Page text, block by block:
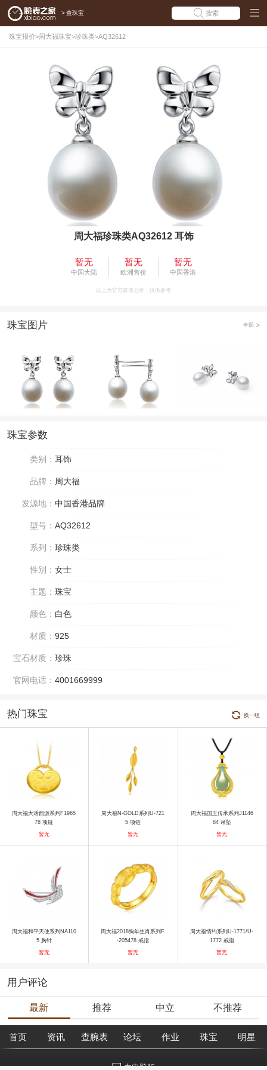
> 查珠宝 搜索
珠宝报价> 周大福珠宝>珍珠类>AQ32612
周大福珍珠类AQ32612 耳饰
暂无
中国大陆
暂无
欧洲售价
暂无
中国香港
以上为官方媒体公价，仅供参考
珠宝图片 全部
珠宝参数
类别： 耳饰
品牌： 周大福
发源地： 中国香港品牌
型号： AQ32612
系列： 珍珠类
性别： 女士
主题： 珠宝
颜色： 白色
材质： 925
宝石材质： 珍珠
官网电话： 4001669999
热门珠宝 换一组
周大福大话西游系列F1965
78 项链
暂无
周大福N-GOLD系列U-721
5 项链
暂无
周大福国玉传承系列J1146
84 吊坠
暂无
周大福和平天使系列NA110
5 胸针
暂无
周大福2018狗年生肖系列F
-205478 戒指
暂无
周大福情约系列U-1771/U-
1772 戒指
暂无
用户评论
最新 推荐 中立 不推荐
首页 资讯 查腕表 论坛 作业 珠宝 明星
去电脑版